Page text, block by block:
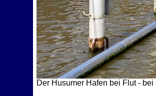
Der Husumer Hafen bei Flut -